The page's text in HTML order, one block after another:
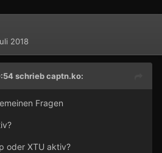
2018
schriebcaptn.ko:
Fragen
oder XTU aktiv?